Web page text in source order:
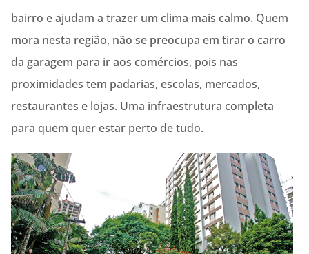
bairro e ajudam a trazer um clima mais calmo. Quem
mora nesta região, não se preocupa em tirar o carro
da garagem para ir aos comércios, pois nas
proximidades tem padarias, escolas, mercados,
restaurantes e lojas. Uma infraestrutura completa
para quem quer estar perto de tudo.